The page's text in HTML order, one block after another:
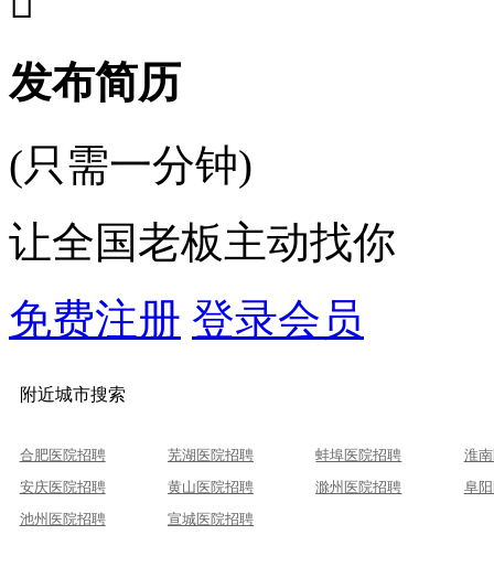
发布简历
(只需一分钟)
让全国老板主动找你
免费注册 登录会员
附近城市搜索
合肥医院招聘 芜湖医院招聘 蚌埠医院招聘
淮
安庆医院招聘
黄山医院招聘 滁州医院招聘
阜
池州医院招聘
宣城医院招聘